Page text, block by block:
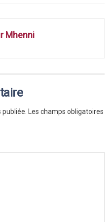
Mhenni
Les champs obligatoires